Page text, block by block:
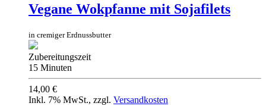
Vegane Wokpfanne mit Sojafilets
in cremiger Erdnussbutter
Zubereitungszeit
15 Minuten
14,00 €
Inkl. 7% MwSt., zzgl. Versandkosten